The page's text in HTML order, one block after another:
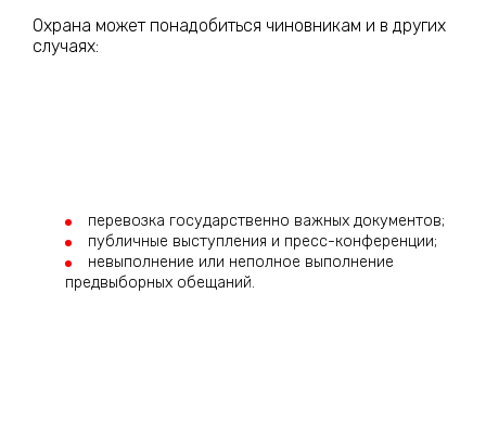
Охрана может понадобиться чиновникам и в других
случаях:
перевозка государственно важных документов;
публичные выступления и пресс-конференции;
невыполнение или неполное выполнение
предвыборных обещаний.